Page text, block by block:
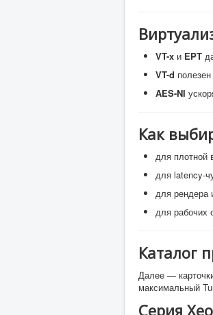
VT-x и EPT
VT-d
AES-NI
Как
для плотной
для latency-
для рендера
для рабочих
Каталог
Далее —
максимальный
Серия